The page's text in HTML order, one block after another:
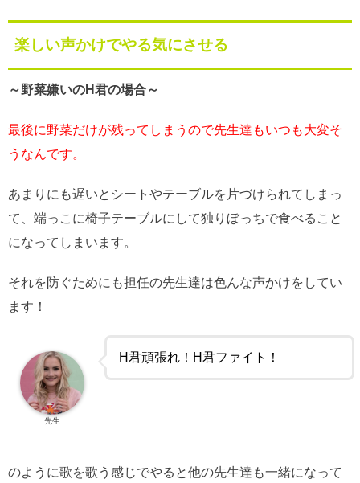
楽しい声かけでやる気にさせる
～野菜嫌いのH君の場合～
最後に野菜だけが残ってしまうので先生達もいつも大変そ
うなんです。
あまりにも遅いとシートやテーブルを片づけられてしまっ
て、端っこに椅子テーブルにして独りぼっちで食べること
になってしまいます。
それを防ぐためにも担任の先生達は色んな声かけをしてい
ます！
H君頑張れ！H君ファイト！
先生
のように歌を歌う感じでやると他の先生達も一緒になって